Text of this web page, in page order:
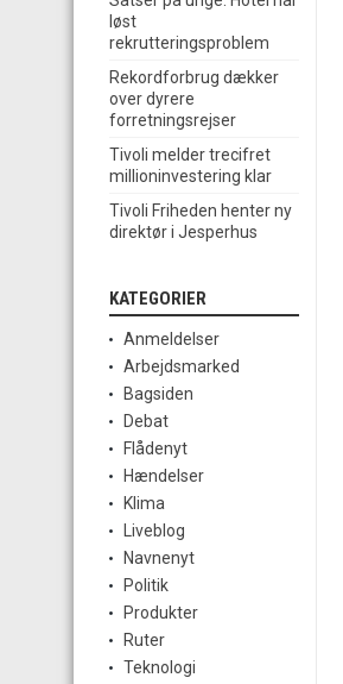
løst
rekrutteringsproblem
Rekordforbrug dækker
over dyrere
forretningsrejser
Tivoli melder trecifret
millioninvestering klar
Tivoli Friheden henter ny
direktør i Jesperhus
KATEGORIER
Anmeldelser
Arbejdsmarked
Bagsiden
Debat
Flådenyt
Hændelser
Klima
Liveblog
Navnenyt
Politik
Produkter
Ruter
Teknologi